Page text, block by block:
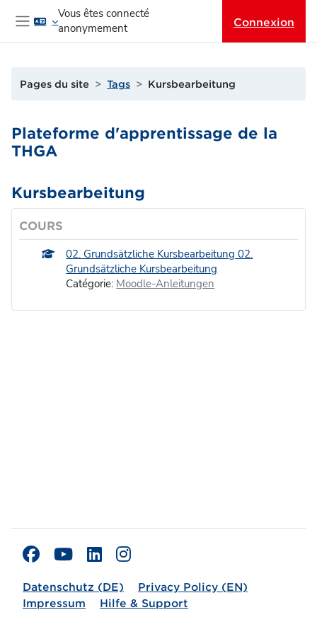
Passer au contenu principal
Panneau latéral
Vous êtes connecté
anonymement
Connexion
Pages du site Tags Kursbearbeitung
Plateforme d'apprentissage de la
THGA
Kursbearbeitung
COURS
02. Grundsätzliche Kursbearbeitung 02.
Grundsätzliche Kursbearbeitung
Catégorie: Moodle-Anleitungen
Datenschutz (DE)
Privacy Policy (EN)
Impressum
Hilfe & Support